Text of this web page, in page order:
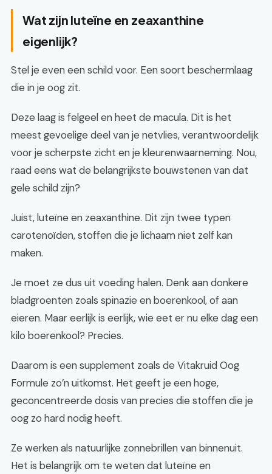
Wat zijn luteïne en zeaxanthine
eigenlijk?
Stel je even een schild voor. Een soort beschermlaag
die in je oog zit.
Deze laag is felgeel en heet de macula. Dit is het
meest gevoelige deel van je netvlies, verantwoordelijk
voor je scherpste zicht en je kleurenwaarneming. Nou,
raad eens wat de belangrijkste bouwstenen van dat
gele schild zijn?
Juist, luteïne en zeaxanthine. Dit zijn twee typen
carotenoïden, stoffen die je lichaam niet zelf kan
maken.
Je moet ze dus uit voeding halen. Denk aan donkere
bladgroenten zoals spinazie en boerenkool, of aan
eieren. Maar eerlijk is eerlijk, wie eet er nu elke dag een
kilo boerenkool? Precies.
Daarom is een supplement zoals de Vitakruid Oog
Formule zo’n uitkomst. Het geeft je een hoge,
geconcentreerde dosis van precies die stoffen die je
oog zo hard nodig heeft.
Ze werken als natuurlijke zonnebrillen van binnenuit.
Het is belangrijk om te weten dat luteïne en